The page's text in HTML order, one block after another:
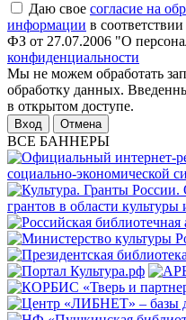
Даю свое согласие на
информации в
ФЗ от 27.07.2006 "О
конфиденциальности
Мы не можем обработать
обработку данных.
в открытом доступе.
Отмена
ВСЕ БАННЕРЫ